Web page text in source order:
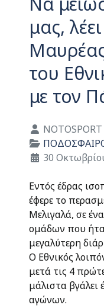
μας,
του
με τον
Λεπτομέρειες
NOTOSPORT
30
Εντός έδρας
έφερε το
Μελιγαλά, σε
ομάδων που
μεγαλύτερη
Ο Εθνικός
μετά τις 4
μάλιστα
αγώνων.